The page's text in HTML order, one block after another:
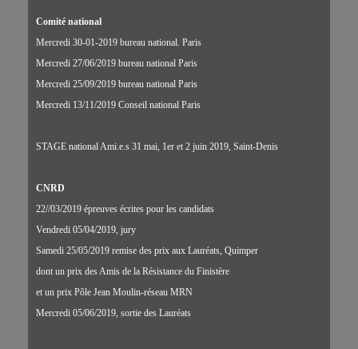
Comité national
Mercredi 30-01-2019 bureau national. Paris
Mercredi 27/06/2019 bureau national Paris
Mercredi 25/09/2019 bureau national Paris
Mercredi 13/11/2019 Conseil national Paris
STAGE national Ami.e.s 31 mai, 1er et 2 juin 2019, Saint-Denis
CNRD
22//03/2019 épreuves écrites pour les candidats
Vendredi 05/04/2019, jury
Samedi 25/05/2019 remise des prix aux Lauréats, Quimper
dont un prix des Amis de la Résistance du Finistère
et un prix Pôle Jean Moulin-réseau MRN
Mercredi 05/06/2019, sortie des Lauréats